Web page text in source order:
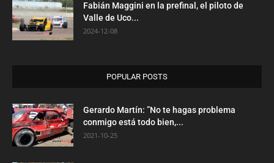
Fabián Maggini en la prefinal, el piloto de
Valle de Uco...
2024-12-08
POPULAR POSTS
Gerardo Martín: ”No te hagas problema
conmigo está todo bien,...
2021-10-25